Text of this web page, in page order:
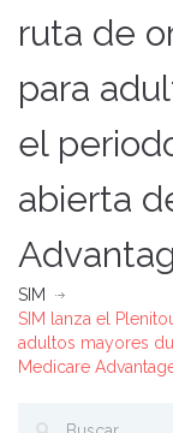
ruta de
para
el
abierta
SIM
SIM lanza el
adultos mayores
Medicare